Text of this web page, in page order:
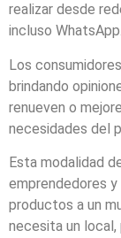
realizar desde
incluso WhatsApp.
Los
brindando
renueven o
necesidades del
Esta modalidad
emprendedores
productos a un
necesita un